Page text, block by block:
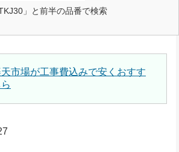
」と前半の品番で検索
市場が工事費込みで安くおすす